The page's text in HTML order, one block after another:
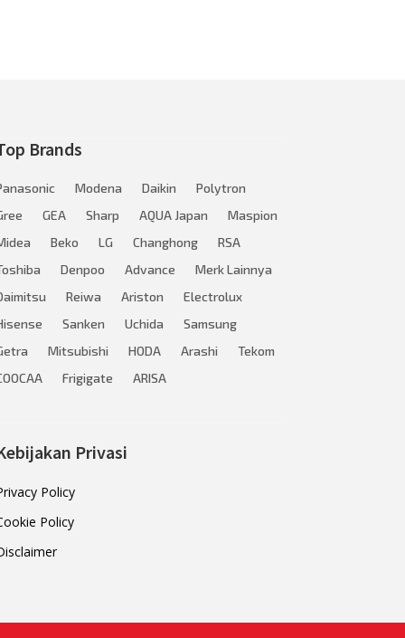
Brands
Modena Daikin
Polytron
GEA Sharp AQUA Japan
Maspion
Beko LG Changhong
RSA
Denpoo Advance
Merk Lainnya
Reiwa Ariston
Electrolux
Sanken Uchida
Samsung
Mitsubishi HODA Arashi
Tekom
Frigigate ARISA
Privasi
Policy
Policy